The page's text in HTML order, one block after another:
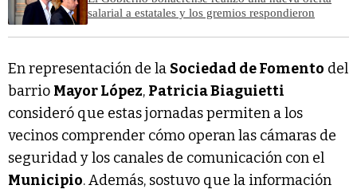
salarial a estatales y los gremios respondieron
En representación de la Sociedad de Fomento del
barrio Mayor López, Patricia Biaguietti
consideró que estas jornadas permiten a los
vecinos comprender cómo operan las cámaras de
seguridad y los canales de comunicación con el
Municipio. Además, sostuvo que la información